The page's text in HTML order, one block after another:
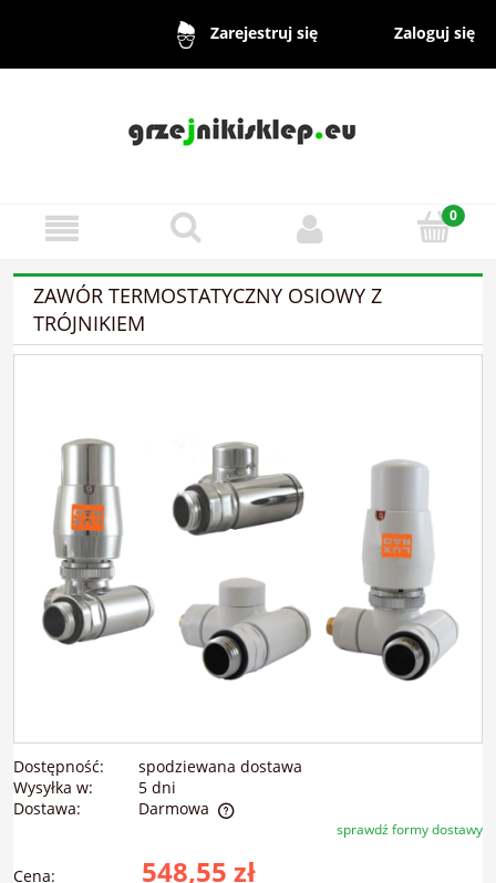
Zarejestruj się Zaloguj się
ZAWÓR TERMOSTATYCZNY OSIOWY Z
TRÓJNIKIEM
Dostępność:
spodziewana dostawa
Wysyłka w:
5 dni
Dostawa:
Darmowa
Cena nie zawiera ewentualnych kosztów płatnościsprawdź formy dostawy
Cena: 548,55 zł